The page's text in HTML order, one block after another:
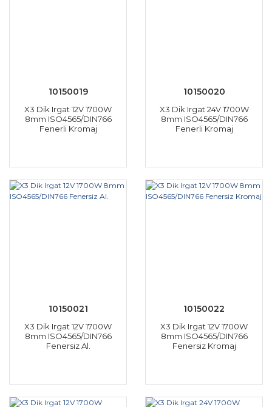
10150019
X3 Dik Irgat 12V 1700W
8mm ISO4565/DIN766
Fenerli Kromaj
10150020
X3 Dik Irgat 24V 1700W
8mm ISO4565/DIN766
Fenerli Kromaj
10150021
X3 Dik Irgat 12V 1700W
8mm ISO4565/DIN766
Fenersiz Al.
10150022
X3 Dik Irgat 12V 1700W
8mm ISO4565/DIN766
Fenersiz Kromaj